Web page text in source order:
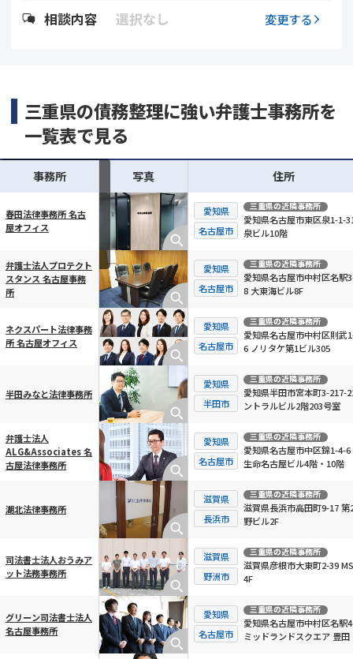
相談内容 選択なし 変更する
三重県の債務整理に強い弁護士事務所を
一覧表で見る
横スクロール可能
事務所 写真 住所
春田法律事務所 名古
屋オフィス
愛知県
名古屋市
三重県の近隣事務所
愛知県名古屋市東区泉1-1-
泉ビル10階
弁護士法人プロテクト
スタンス 名古屋事務
所
愛知県
名古屋市
三重県の近隣事務所
愛知県名古屋市中村区名駅
8 大東海ビル8F
ネクスパート法律事務
所 名古屋オフィス
愛知県
名古屋市
三重県の近隣事務所
愛知県名古屋市中村区則武
6 ノリタケ第1ビル305
半田みなと法律事務所
愛知県
半田市
三重県の近隣事務所
愛知県半田市宮本町3-217-
ントラルビル2階203号室
弁護士法人
ALG&Associates 名
古屋法律事務所
愛知県
名古屋市
三重県の近隣事務所
愛知県名古屋市中区錦1-4-6
生命名古屋ビル4階・10階
湖北法律事務所
滋賀県
長浜市
三重県の近隣事務所
滋賀県長浜市高田町9-17 第
野ビル2F
司法書士法人おうみア
ット法務事務所
滋賀県
野洲市
三重県の近隣事務所
滋賀県彦根市大東町2-39
4F
グリーン司法書士法人
名古屋事務所
愛知県
名古屋市
三重県の近隣事務所
愛知県名古屋市中村区名駅
ミッドランドスクエア 豊田